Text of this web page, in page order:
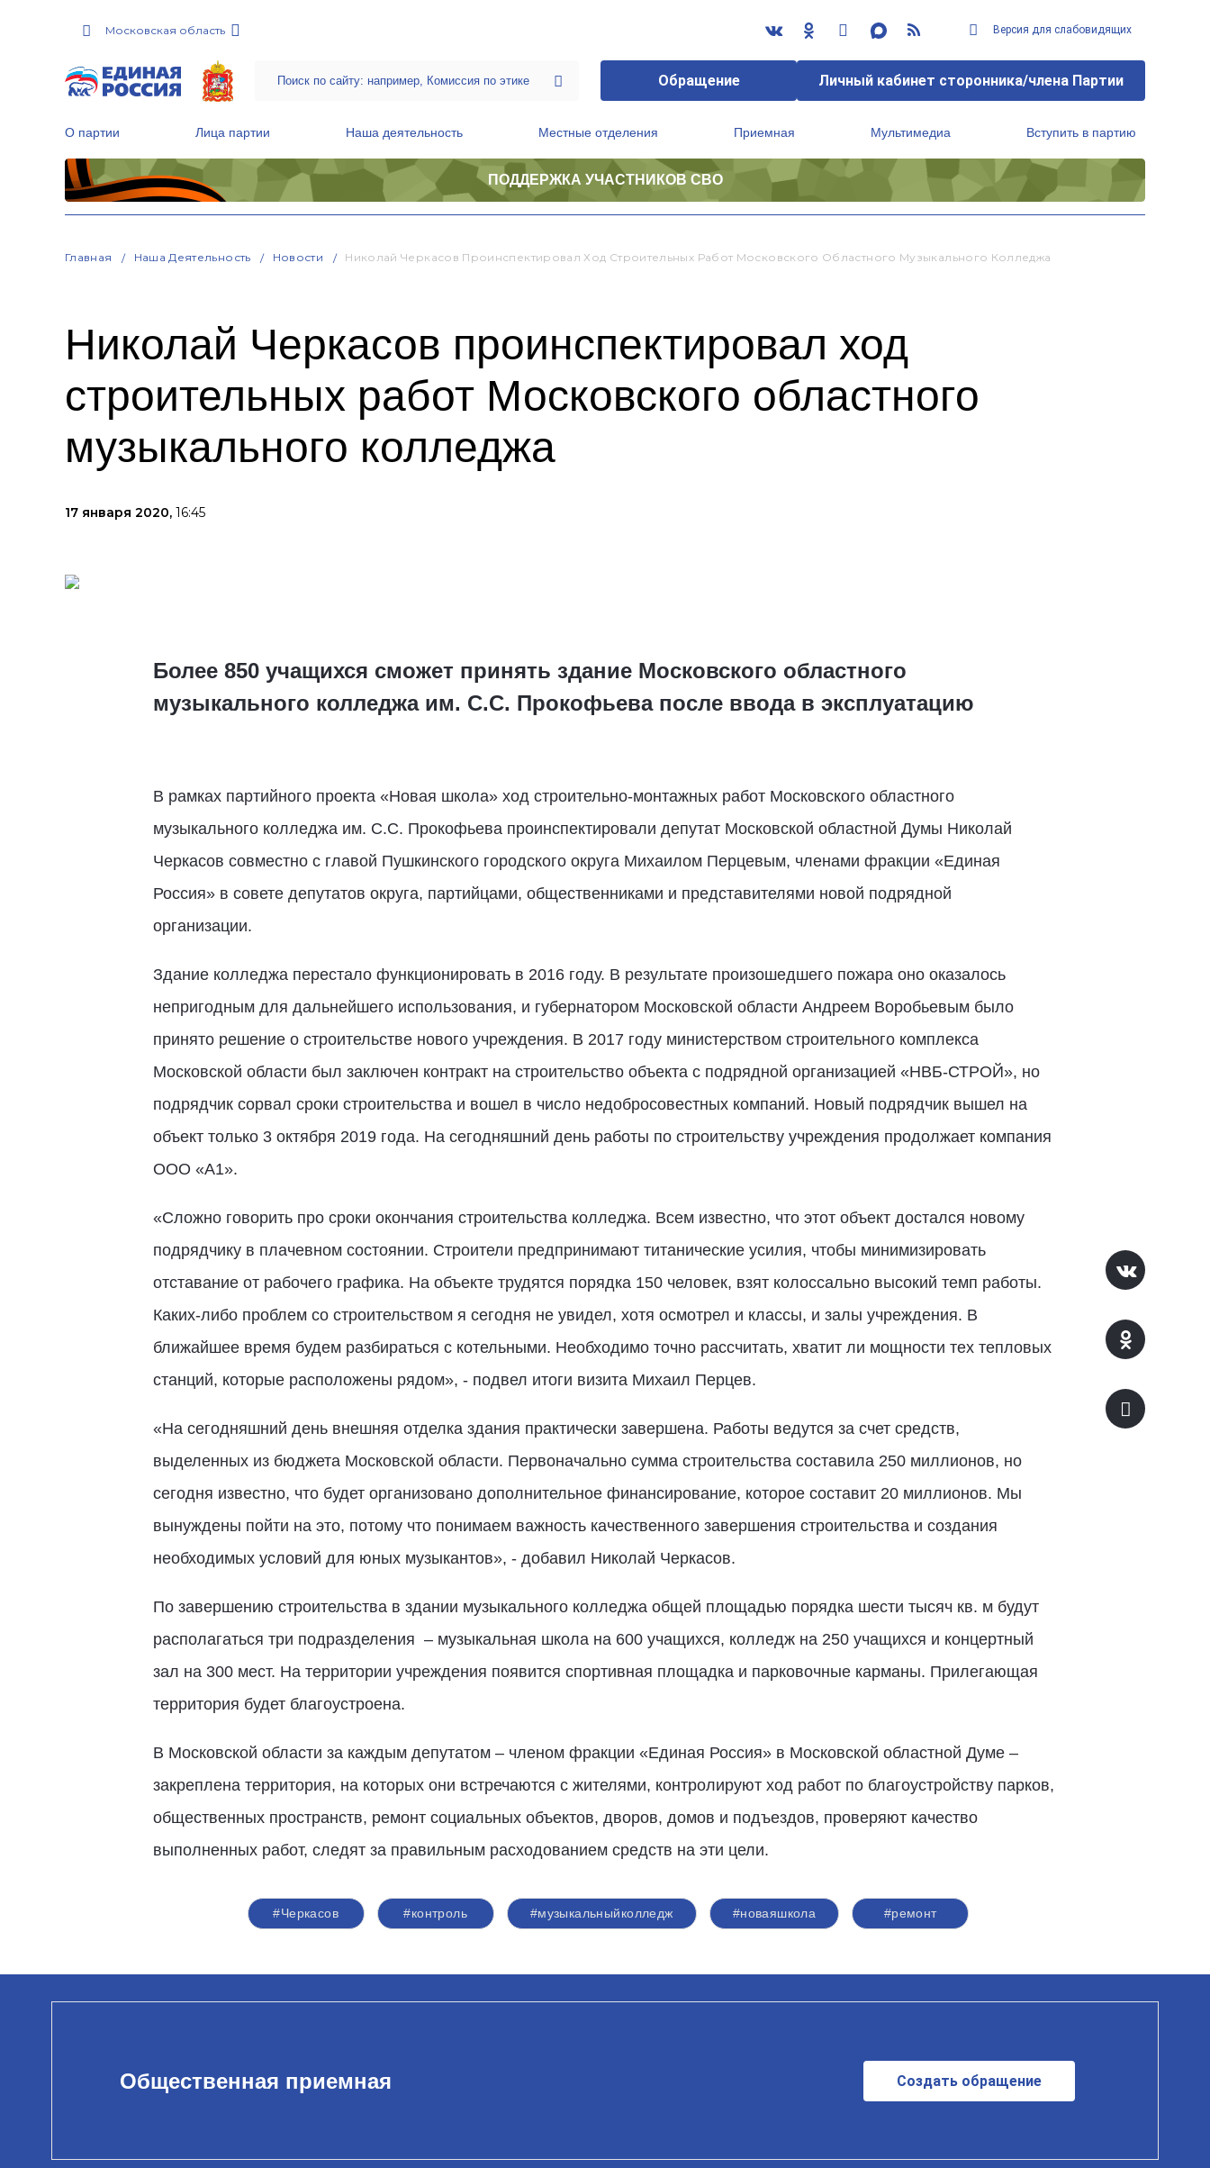
Московская область Версия для слабовидящих
Обращение Личный кабинет сторонника/члена Партии
О партии Лица партии Наша деятельность Местные отделения Приемная Мультимедиа Вступить в партию
ПОДДЕРЖКА УЧАСТНИКОВ СВО
Главная Наша Деятельность Новости Николай Черкасов Проинспектировал Ход Строительных Работ Московского Областного Музыкального Колледжа
Николай Черкасов проинспектировал ход
строительных работ Московского областного
музыкального колледжа
17 января 2020, 16:45
Более 850 учащихся сможет принять здание Московского областного
музыкального колледжа им. С.С. Прокофьева после ввода в эксплуатацию
В рамках партийного проекта «Новая школа» ход строительно-монтажных работ Московского областного
музыкального колледжа им. С.С. Прокофьева проинспектировали депутат Московской областной Думы Николай
Черкасов совместно с главой Пушкинского городского округа Михаилом Перцевым, членами фракции «Единая
Россия» в совете депутатов округа, партийцами, общественниками и представителями новой подрядной
организации.
Здание колледжа перестало функционировать в 2016 году. В результате произошедшего пожара оно оказалось
непригодным для дальнейшего использования, и губернатором Московской области Андреем Воробьевым было
принято решение о строительстве нового учреждения. В 2017 году министерством строительного комплекса
Московской области был заключен контракт на строительство объекта с подрядной организацией «НВБ-СТРОЙ», но
подрядчик сорвал сроки строительства и вошел в число недобросовестных компаний. Новый подрядчик вышел на
объект только 3 октября 2019 года. На сегодняшний день работы по строительству учреждения продолжает компания
ООО «А1».
«Сложно говорить про сроки окончания строительства колледжа. Всем известно, что этот объект достался новому
подрядчику в плачевном состоянии. Строители предпринимают титанические усилия, чтобы минимизировать
отставание от рабочего графика. На объекте трудятся порядка 150 человек, взят колоссально высокий темп работы.
Каких-либо проблем со строительством я сегодня не увидел, хотя осмотрел и классы, и залы учреждения. В
ближайшее время будем разбираться с котельными. Необходимо точно рассчитать, хватит ли мощности тех тепловых
станций, которые расположены рядом», - подвел итоги визита Михаил Перцев.
«На сегодняшний день внешняя отделка здания практически завершена. Работы ведутся за счет средств,
выделенных из бюджета Московской области. Первоначально сумма строительства составила 250 миллионов, но
сегодня известно, что будет организовано дополнительное финансирование, которое составит 20 миллионов. Мы
вынуждены пойти на это, потому что понимаем важность качественного завершения строительства и создания
необходимых условий для юных музыкантов», - добавил Николай Черкасов.
По завершению строительства в здании музыкального колледжа общей площадью порядка шести тысяч кв. м будут
располагаться три подразделения – музыкальная школа на 600 учащихся, колледж на 250 учащихся и концертный
зал на 300 мест. На территории учреждения появится спортивная площадка и парковочные карманы. Прилегающая
территория будет благоустроена.
В Московской области за каждым депутатом – членом фракции «Единая Россия» в Московской областной Думе –
закреплена территория, на которых они встречаются с жителями, контролируют ход работ по благоустройству парков,
общественных пространств, ремонт социальных объектов, дворов, домов и подъездов, проверяют качество
выполненных работ, следят за правильным расходованием средств на эти цели.
#Черкасов #контроль #музыкальныйколледж #новаяшкола #ремонт
Общественная приемная Создать обращение